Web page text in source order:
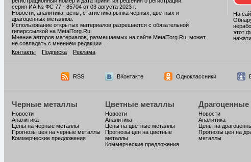
серия ИА № ФС 77 - 85704 от 03 августа 2023 г.
Новости, аналитика, цены, статистика рынка черных, цветных и
драгоценных металлов.
Использование открытых материалов разрешается с обязательной
гиперссылкой на MetalTorg.Ru
Мнение авторов материалов, размещаемых на сайте MetalTorg.Ru, может
не совпадать с мнением редакции.
Контакты
Подписка Реклама
На
этот
RSS ВКонтакте Одноклассники
Черные металлы
Новости
Аналитика
Цены на черные металлы
Прогнозы цен на черные металлы
Коммерческие предложения
Цветные металлы
Новости
Аналитика
Цены на цветные металлы
Прогнозы цен на цветные
металлы
Коммерческие предложения
Новости
Аналитика
Цены на
Прогнозы цен на
металлы